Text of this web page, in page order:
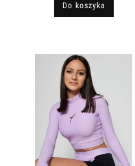
Do koszyka